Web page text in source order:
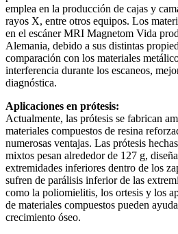
emplea en la producción de cajas y
rayos X, entre otros equipos. Los
en el escáner MRI Magnetom Vida
Alemania, debido a sus distintas
comparación con los materiales
interferencia durante los escaneos,
diagnóstica.
Aplicaciones en prótesis:
Actualmente, las prótesis se fabrican
materiales compuestos de resina
numerosas ventajas. Las prótesis
mixtos pesan alrededor de 127 g,
extremidades inferiores dentro de los
sufren de parálisis inferior de las
como la poliomielitis, los ortesis y los
de materiales compuestos pueden
crecimiento óseo.